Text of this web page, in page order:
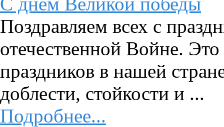
Поздравляем всех с
отечественной Войне.
праздников в нашей
доблести, стойкости и ...
Подробнее...